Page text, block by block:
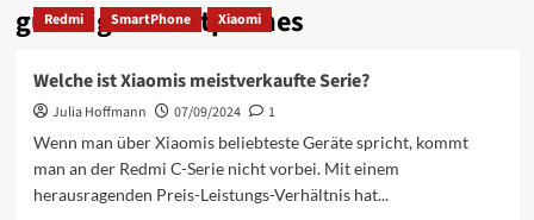
günstige Smartphones
Redmi SmartPhone Xiaomi
Welche ist Xiaomis meistverkaufte Serie?
Julia Hoffmann 07/09/2024
1
Wenn man über Xiaomis beliebteste Geräte spricht, kommt
man an der Redmi C-Serie nicht vorbei. Mit einem
herausragenden Preis-Leistungs-Verhältnis hat...